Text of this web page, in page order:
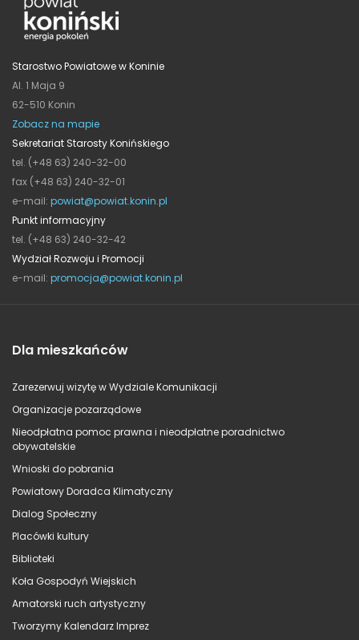
Starostwo Powiatowe w Koninie
Al. 1 Maja 9
62-510 Konin
Zobacz na mapie
Sekretariat Starosty Konińskiego
tel. (+48 63) 240-32-00
fax (+48 63) 240-32-01
e-mail: powiat@powiat.konin.pl
Punkt informacyjny
tel. (+48 63) 240-32-42
Wydział Rozwoju i Promocji
e-mail: promocja@powiat.konin.pl
Dla mieszkańców
Zarezerwuj wizytę w Wydziale Komunikacji
Organizacje pozarządowe
Nieodpłatna pomoc prawna i nieodpłatne poradnictwo
obywatelskie
Wnioski do pobrania
Powiatowy Doradca Klimatyczny
Dialog Społeczny
Placówki kultury
Biblioteki
Koła Gospodyń Wiejskich
Amatorski ruch artystyczny
Tworzymy Kalendarz Imprez